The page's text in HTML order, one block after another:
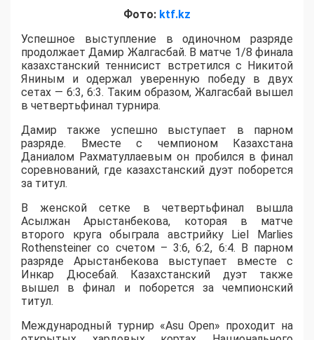
Фото: ktf.kz
Успешное выступление в одиночном разряде
продолжает Дамир Жалгасбай. В матче 1/8 финала
казахстанский теннисист встретился с Никитой
Яниным и одержал уверенную победу в двух
сетах — 6:3, 6:3. Таким образом, Жалгасбай вышел
в четвертьфинал турнира.
Дамир также успешно выступает в парном
разряде. Вместе с чемпионом Казахстана
Даниалом Рахматуллаевым он пробился в финал
соревнований, где казахстанский дуэт поборется
за титул.
В женской сетке в четвертьфинал вышла
Асылжан Арыстанбекова, которая в матче
второго круга обыграла австрийку Liel Marlies
Rothensteiner со счетом – 3:6, 6:2, 6:4. В парном
разряде Арыстанбекова выступает вместе с
Инкар Дюсебай. Казахстанский дуэт также
вышел в финал и поборется за чемпионский
титул.
Международный турнир «Asu Open» проходит на